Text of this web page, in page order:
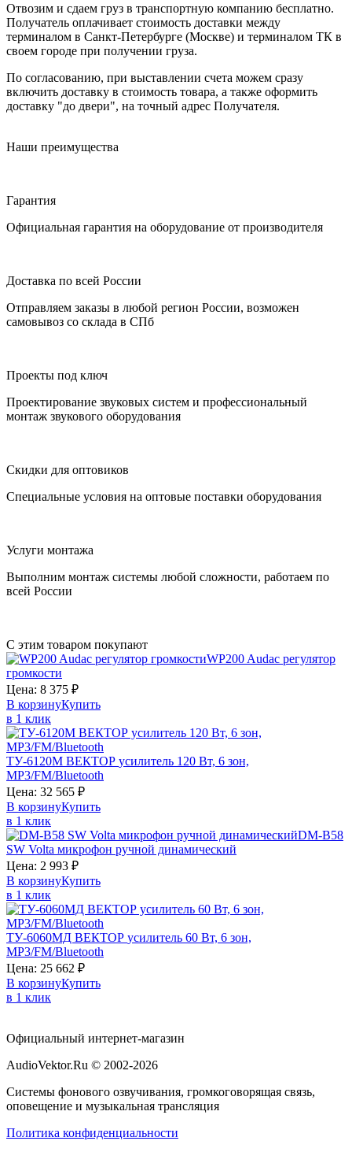
Отвозим и сдаем груз в транспортную компанию бесплатно.
Получатель оплачивает стоимость доставки между
терминалом в Санкт-Петербурге (Москве) и терминалом ТК в
своем городе при получении груза.
По согласованию, при выставлении счета можем сразу
включить доставку в стоимость товара, а также оформить
доставку "до двери", на точный адрес Получателя.
Наши преимущества
Гарантия
Официальная гарантия на оборудование от производителя
Доставка по всей России
Отправляем заказы в любой регион России, возможен
самовывоз со склада в СПб
Проекты под ключ
Проектирование звуковых систем и профессиональный
монтаж звукового оборудования
Скидки для оптовиков
Специальные условия на оптовые поставки оборудования
Услуги монтажа
Выполним монтаж системы любой сложности, работаем по
всей России
С этим товаром покупают
WP200 Audac регулятор
громкости
Цена: 8 375 ₽
В корзинуКупить
в 1 клик
ТУ-6120М ВЕКТОР усилитель 120 Вт, 6 зон,
MP3/FM/Bluetooth
Цена: 32 565 ₽
В корзинуКупить
в 1 клик
DM-B58
SW Volta микрофон ручной динамический
Цена: 2 993 ₽
В корзинуКупить
в 1 клик
ТУ-6060МД ВЕКТОР усилитель 60 Вт, 6 зон,
MP3/FM/Bluetooth
Цена: 25 662 ₽
В корзинуКупить
в 1 клик
Официальный интернет-магазин
AudioVektor.Ru © 2002-2026
Системы фонового озвучивания, громкоговорящая связь,
оповещение и музыкальная трансляция
Политика конфиденциальности